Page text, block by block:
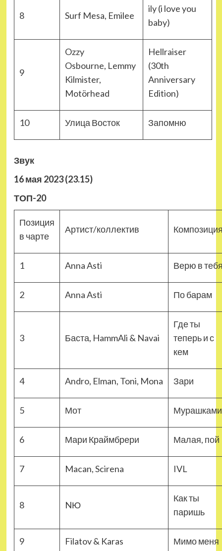
8 Surf Mesa, Emilee
ily (i love you
baby)
9
Ozzy
Osbourne, Lemmy
Kilmister,
Motörhead
Hellraiser
(30th
Anniversary
Edition)
10 Улица Восток Запомню
Звук
16 мая 2023 (23.15)
ТОП-20
Позиция
в чарте
Артист/коллектив
1 Anna Asti Верю в
2 Anna Asti По барам
3 Баста, HammAli & Navai
Где ты
теперь и с
кем
4 Andro, Elman, Toni, Mona Зари
5 Мот Мурашками
6 Мари Краймбрери Малая, пой
7 Macan, Scirena IVL
8 NЮ
Как ты
паришь
9 Filatov & Karas Мимо меня